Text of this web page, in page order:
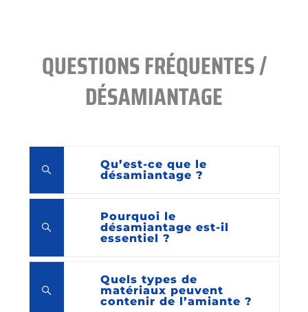
QUESTIONS FRÉQUENTES /
DÉSAMIANTAGE
Qu’est-ce que le
désamiantage ?
Pourquoi le
désamiantage est-il
essentiel ?
Quels types de
matériaux peuvent
contenir de l’amiante ?